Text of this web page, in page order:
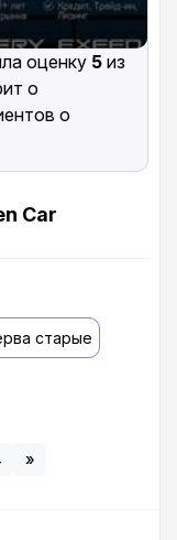
оценку 5 из
о
о
Car
старые
»